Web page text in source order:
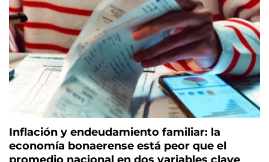
Inflación y endeudamiento familiar: la
economía bonaerense está peor que el